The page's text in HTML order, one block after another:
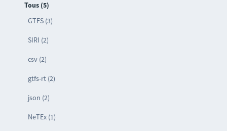
Tous (5)
GTFS (3)
SIRI (2)
csv (2)
gtfs-rt (2)
json (2)
NeTEx (1)